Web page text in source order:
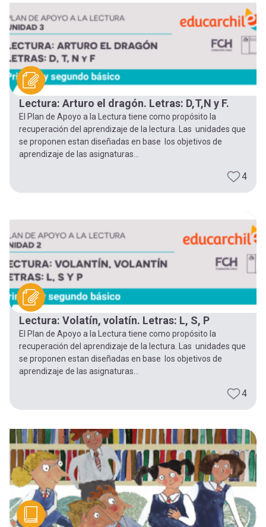
Lectura: Arturo el dragón. Letras: D,T,N y F.
El Plan de Apoyo a la Lectura tiene como propósito la
recuperación del aprendizaje de la lectura. Las unidades que
se proponen estan diseñadas en base los objetivos de
aprendizaje de las asignaturas...
4
Lectura: Volatín, volatín. Letras: L, S, P
El Plan de Apoyo a la Lectura tiene como propósito la
recuperación del aprendizaje de la lectura. Las unidades que
se proponen estan diseñadas en base los objetivos de
aprendizaje de las asignaturas...
4